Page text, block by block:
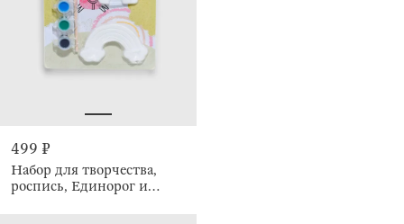
499 ₽
Набор для творчества,
роспись, Единорог и